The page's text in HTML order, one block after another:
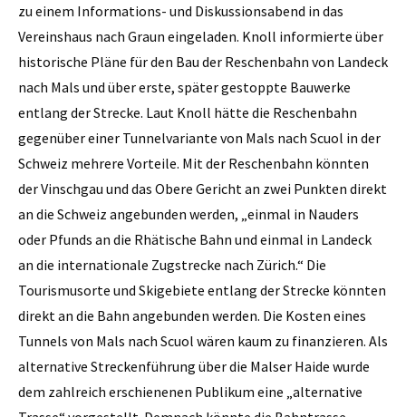
zu einem Informations- und Diskussionsabend in das
Vereinshaus nach Graun eingeladen. Knoll informierte über
historische Pläne für den Bau der Reschenbahn von Landeck
nach Mals und über erste, später gestoppte Bauwerke
entlang der Strecke. Laut Knoll hätte die Reschenbahn
gegenüber einer Tunnelvariante von Mals nach Scuol in der
Schweiz mehrere Vorteile. Mit der Reschenbahn könnten
der Vinschgau und das Obere Gericht an zwei Punkten direkt
an die Schweiz angebunden werden, „einmal in Nauders
oder Pfunds an die Rhätische Bahn und einmal in Landeck
an die internationale Zugstrecke nach Zürich.“ Die
Tourismusorte und Skigebiete entlang der Strecke könnten
direkt an die Bahn angebunden werden. Die Kosten eines
Tunnels von Mals nach Scuol wären kaum zu finanzieren. Als
alternative Streckenführung über die Malser Haide wurde
dem zahlreich erschienenen Publikum eine „alternative